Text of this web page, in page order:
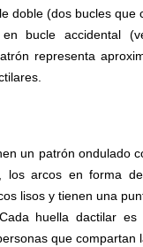
doble (dos bucles que
bucle accidental
representa
un patrón ondulado
los arcos en forma
lisos y tienen una
Cada huella dactilar
que compartan